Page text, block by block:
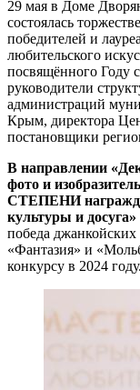
29 мая в Доме
состоялась
победителей и
любительского
посвящённого Году
руководители
администраций
Крым, директора
постановщики
В направлении
фото и
СТЕПЕНИ
культуры и
победа
«Фантазия» и
конкурсу в 2024 году.